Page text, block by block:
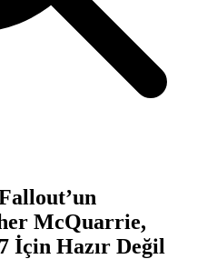
McQuarrie,
İçin Hazır Değil